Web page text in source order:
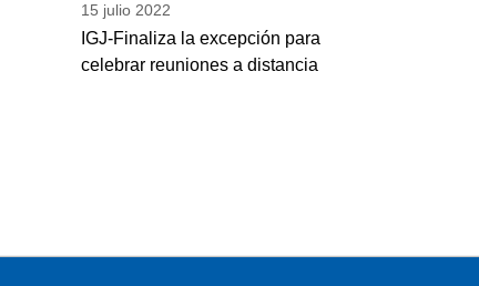
15 julio 2022
IGJ-Finaliza la excepción para
celebrar reuniones a distancia